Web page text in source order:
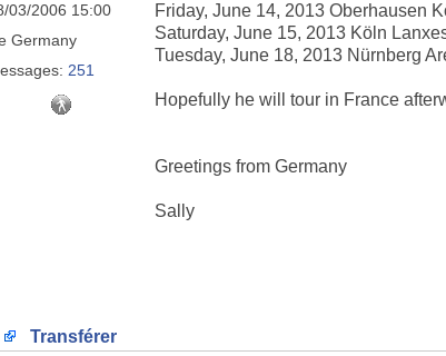
03/2006 15:00
Germany
251
Friday, June 14, 2013 Oberhausen
Saturday, June 15, 2013 Köln
Tuesday, June 18, 2013 Nürnberg
Hopefully he will tour in France
Greetings from Germany
Sally
Transférer